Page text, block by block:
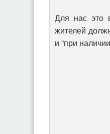
Для нас это
жителей
и “при